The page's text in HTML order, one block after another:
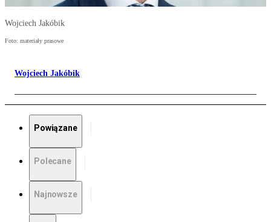
Wojciech Jakóbik
Foto: materiały prasowe
Wojciech Jakóbik
Powiązane
Polecane
Najnowsze